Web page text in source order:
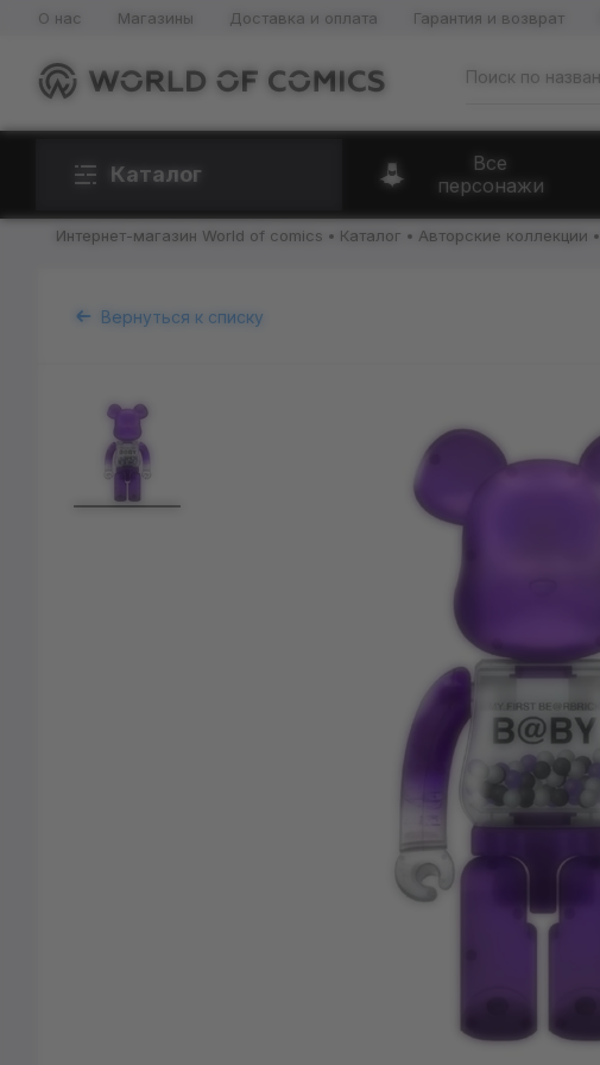
О нас Магазины Доставка и оплата Гарантия и возврат
Каталог
Все
персонажи
Интернет-магазин World of comics Каталог Авторские коллекции
Вернуться к списку